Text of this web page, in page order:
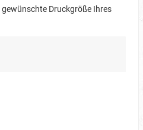
Druckgröße Ihres